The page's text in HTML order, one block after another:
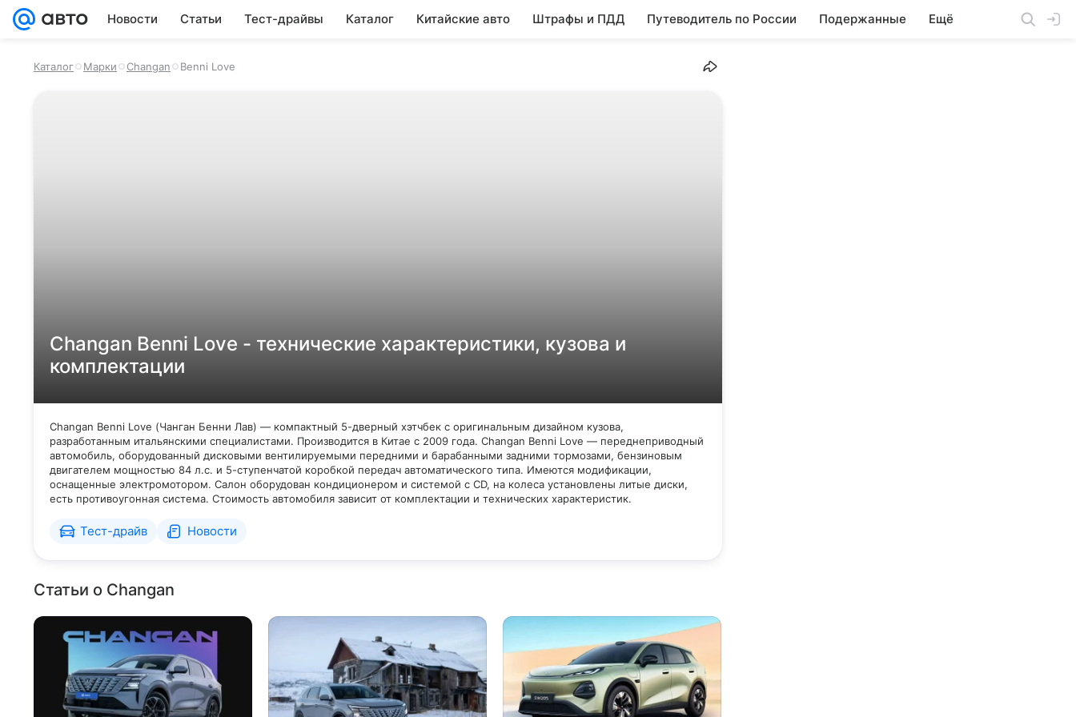
Новости Статьи Тест-драйвы Каталог Китайские авто Штрафы и ПДД Путеводитель по России Подержанные Ещё
Каталог Марки Changan Benni Love
Changan Benni Love - технические характеристики, кузова и
комплектации
Changan Benni Love (Чанган Бенни Лав) — компактный 5-дверный хэтчбек с оригинальным дизайном кузова,
разработанным итальянскими специалистами. Производится в Китае с 2009 года. Changan Benni Love — переднеприводный
автомобиль, оборудованный дисковыми вентилируемыми передними и барабанными задними тормозами, бензиновым
двигателем мощностью 84 л.с. и 5-ступенчатой коробкой передач автоматического типа. Имеются модификации,
оснащенные электромотором. Салон оборудован кондиционером и системой с CD, на колеса установлены литые диски,
есть противоугонная система. Стоимость автомобиля зависит от комплектации и технических характеристик.
Тест-драйв Новости
Статьи о Changan